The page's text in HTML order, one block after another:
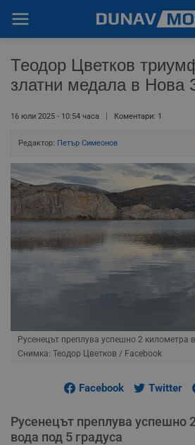
Теодор Цветков
златни медала в Нова
16 юли 2025 - 10:54 часа Коментари: 1
Редактор: Петър Симеонов
Русенецът преплува успешно 2 километра
Снимка: Теодор Цветков / Facebook
Facebook Twitter
Русенецът преплува успешно
вода под 5 градуса